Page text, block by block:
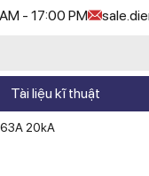
- 17:00 PM
Tài liệu kĩ thuật
20kA